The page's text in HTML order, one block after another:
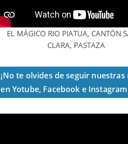
EL MÁGICO RIO PIATUA, CANTÓN
CLARA, PASTAZA
¡No te olvides de seguir nuestras
en Yotube, Facebook e Instagram